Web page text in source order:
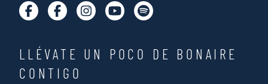
LLÉVATE UN POCO DE BONAIRE
CONTIGO